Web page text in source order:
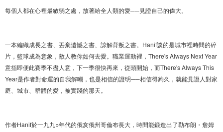
每個人都在心裡最敏弱之處，放著給全人類的愛──見證自己的偉大。
一本編織成長之書、丟棄遺憾之書、諒解背叛之書。Hanif談的是城市裡時間的碎
片，籃球成為意象，敵人教你如何去愛。職業運動裡，There's Always Next Year
意指即便此賽季不盡人意，下一季很快再來，從頭開始，而There's Always This
Year是作者對命運的自我解嘲，也是相信的證明──相信得夠久，就能見證人對家
庭、城市、群體的愛，被實踐的那天。
作者Hanif於一九九○年代的俄亥俄州哥倫布長大，時間能鍛造出了勒布朗・詹姆